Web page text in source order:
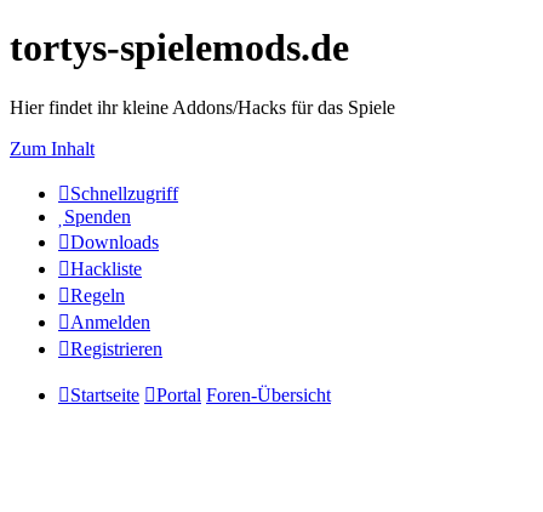
tortys-spielemods.de
Hier findet ihr kleine Addons/Hacks für das Spiele
Zum Inhalt
Schnellzugriff
Spenden
Downloads
Hackliste
Regeln
Anmelden
Registrieren
Startseite Portal Foren-Übersicht